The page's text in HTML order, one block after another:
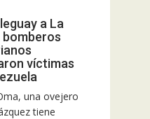
a La
bomberos
víctimas
una ovejero
tiene